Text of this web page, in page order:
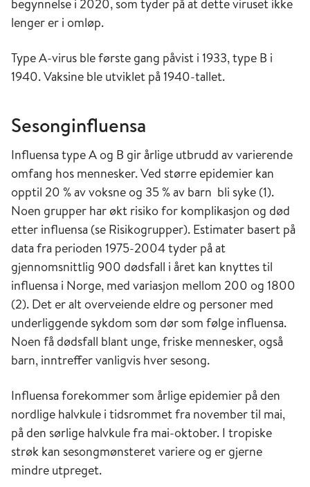
begynnelse i 2020, som tyder på at dette viruset ikke
lenger er i omløp.
Type A-virus ble første gang påvist i 1933, type B i
1940. Vaksine ble utviklet på 1940-tallet.
Sesonginfluensa
Influensa type A og B gir årlige utbrudd av varierende
omfang hos mennesker. Ved større epidemier kan
opptil 20 % av voksne og 35 % av barn bli syke (1).
Noen grupper har økt risiko for komplikasjon og død
etter influensa (se Risikogrupper). Estimater basert på
data fra perioden 1975-2004 tyder på at
gjennomsnittlig 900 dødsfall i året kan knyttes til
influensa i Norge, med variasjon mellom 200 og 1800
(2). Det er alt overveiende eldre og personer med
underliggende sykdom som dør som følge influensa.
Noen få dødsfall blant unge, friske mennesker, også
barn, inntreffer vanligvis hver sesong.
Influensa forekommer som årlige epidemier på den
nordlige halvkule i tidsrommet fra november til mai,
på den sørlige halvkule fra mai-oktober. I tropiske
strøk kan sesongmønsteret variere og er gjerne
mindre utpreget.